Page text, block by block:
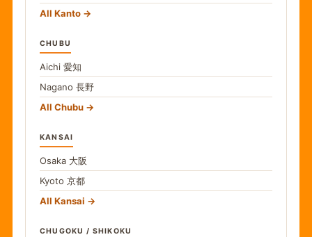
All Kanto
CHUBU
Aichi 愛知
Nagano 長野
All Chubu
KANSAI
Osaka 大阪
Kyoto 京都
All Kansai
CHUGOKU / SHIKOKU